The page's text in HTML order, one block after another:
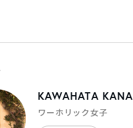
KAWAHATA KANA
ワーホリック女子